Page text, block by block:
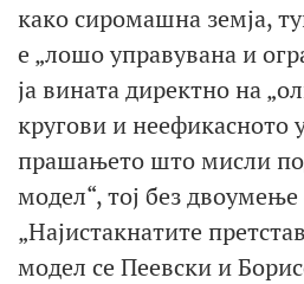
како сиромашна земја,
е „лошо управувана и
ја вината директно на
кругови и неефикасното
прашањето што мисли
модел“, тој без
„Најистакнатите
модел се Пеевски и